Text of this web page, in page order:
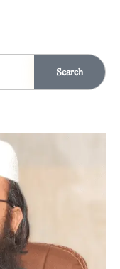
Search